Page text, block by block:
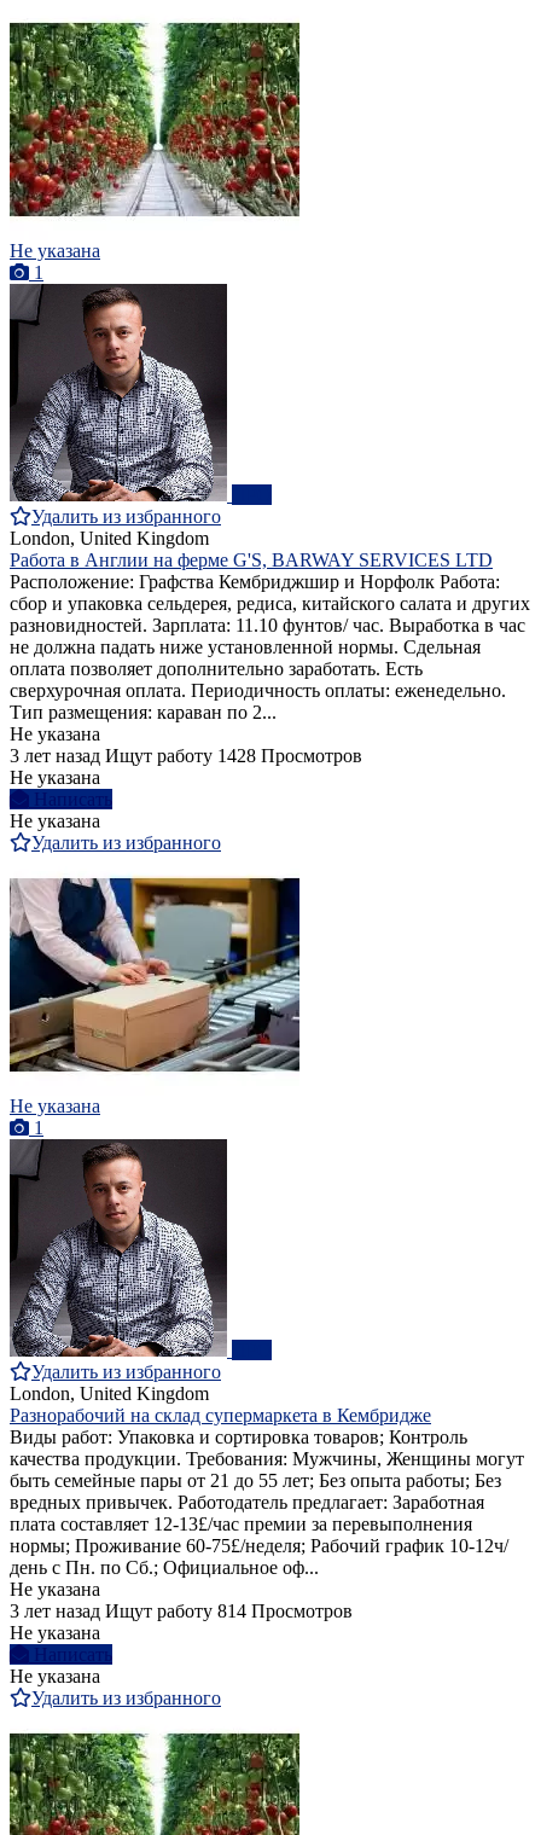
Не указана
1
Удалить из избранного
London, United Kingdom
Работа в Англии на ферме G'S, BARWAY SERVICES LTD
Расположение: Графства Кембриджшир и Норфолк Работа:
сбор и упаковка сельдерея, редиса, китайского салата и других
разновидностей. Зарплата: 11.10 фунтов/ час. Выработка в час
не должна падать ниже установленной нормы. Сдельная
оплата позволяет дополнительно заработать. Есть
сверхурочная оплата. Периодичность оплаты: еженедельно.
Тип размещения: караван по 2...
Не указана
3 лет назад Ищут работу 1428 Просмотров
Не указана
Написать
Не указана
Удалить из избранного
Не указана
1
Удалить из избранного
London, United Kingdom
Разнорабочий на склад супермаркета в Кембридже
Виды работ: Упаковка и сортировка товаров; Контроль
качества продукции. Требования: Мужчины, Женщины могут
быть семейные пары от 21 до 55 лет; Без опыта работы; Без
вредных привычек. Работодатель предлагает: Заработная
плата составляет 12-13£/час премии за перевыполнения
нормы; Проживание 60-75£/неделя; Рабочий график 10-12ч/
день с Пн. по Сб.; Официальное оф...
Не указана
3 лет назад Ищут работу 814 Просмотров
Не указана
Написать
Не указана
Удалить из избранного